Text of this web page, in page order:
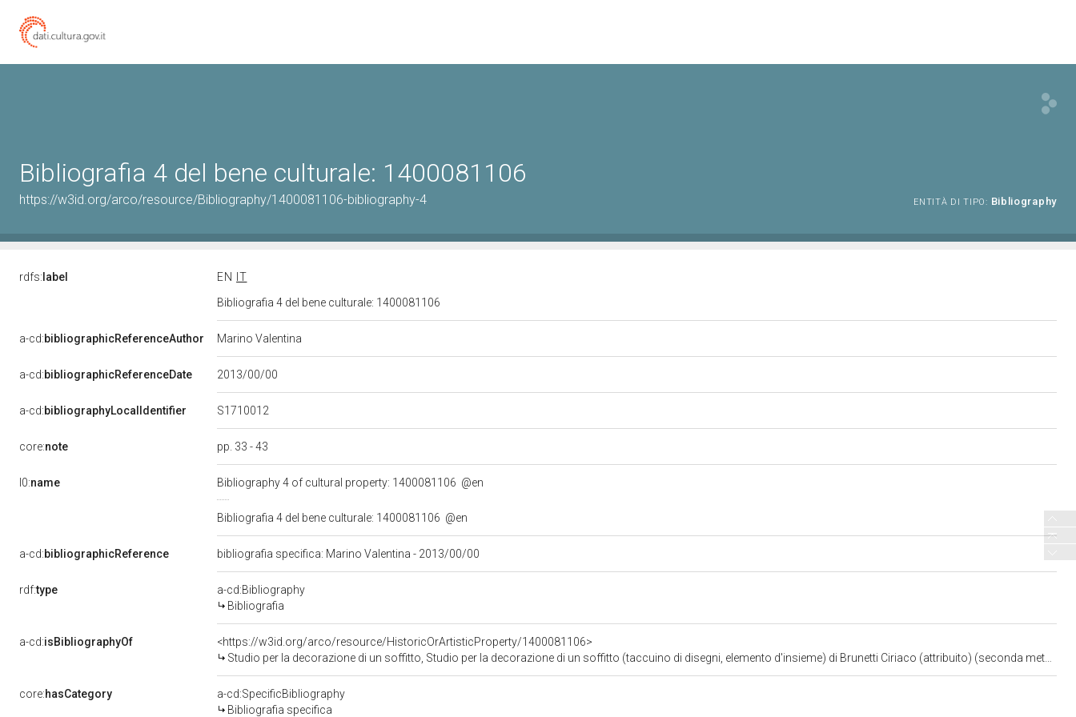
Bibliografia 4 del bene culturale: 1400081106
https://w3id.org/arco/resource/Bibliography/1400081106-bibliography-4 ENTITÀ DI TIPO: Bibliography
rdfs: label EN
IT
Bibliografia 4 del bene culturale: 1400081106
a-cd:bibliographicReferenceAuthor Marino Valentina
a-cd:bibliographicReferenceDate 2013/00/00
a-cd:bibliographyLocalIdentifier S1710012
core:note pp. 33 - 43
l0:name Bibliography 4 of cultural property: 1400081106 @en
Bibliografia 4 del bene culturale: 1400081106 @en
a-cd:bibliographicReference bibliografia specifica: Marino Valentina - 2013/00/00
rdf:type
a-cd:Bibliography
Bibliografia
a-cd:isBibliographyOf
<https://w3id.org/arco/resource/HistoricOrArtisticProperty/1400081106>
Studio per la decorazione di un soffitto, Studio per la decorazione di un soffitto (taccuino di disegni, elemento d'insieme) di Brunetti Ciriaco (attribuito) (seconda metà XVIII)
core:hasCategory
a-cd:SpecificBibliography
Bibliografia specifica